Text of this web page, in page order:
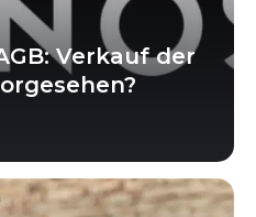
Verkauf der